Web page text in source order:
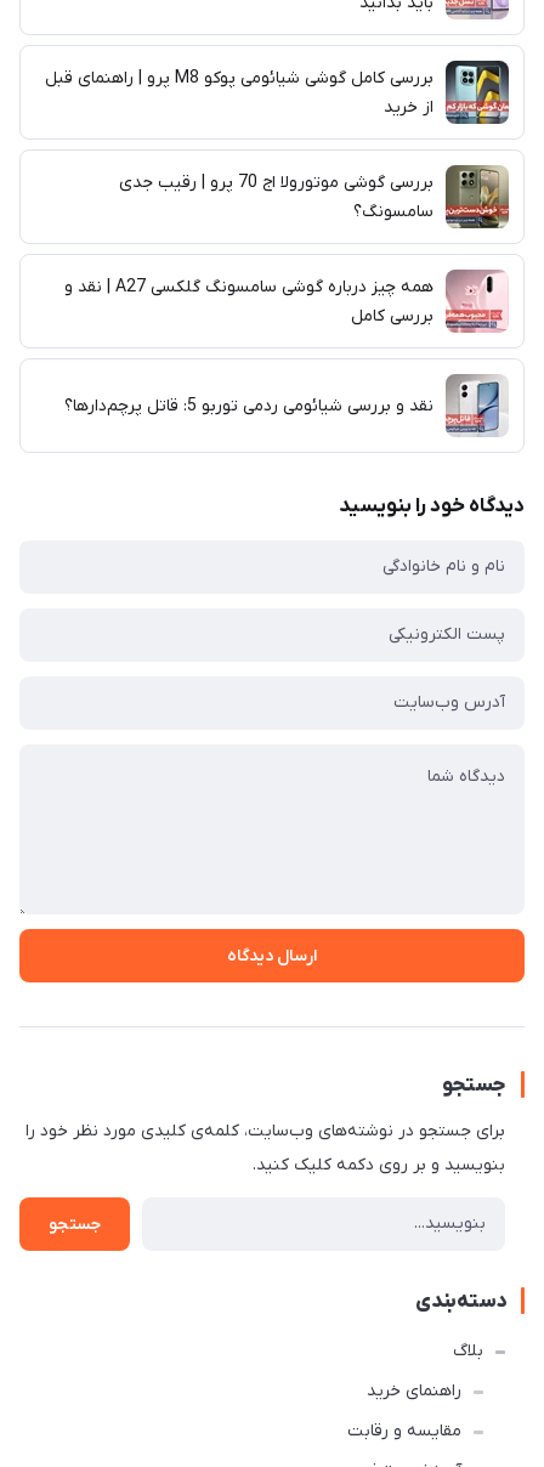
بررسی کامل گوشی شیائومی پوکو M8 پرو | راهنمای قبل
از خرید
بررسی گوشی موتورولا اج 70 پرو | رقیب جدی
سامسونگ؟
همه چیز درباره گوشی سامسونگ گلکسی A27 | نقد و
بررسی کامل
نقد و بررسی شیائومی ردمی توربو 5: قاتل پرچم‌دارها؟
دیدگاه خود را بنویسید
ارسال دیدگاه
جستجو
برای جستجو در نوشته‌های وب‌سایت، کلمه‌ی کلیدی مورد نظر خود را
بنویسید و بر روی دکمه کلیک کنید.
جستجو
دسته‌بندی
بلاگ
راهنمای خرید
مقایسه و رقابت